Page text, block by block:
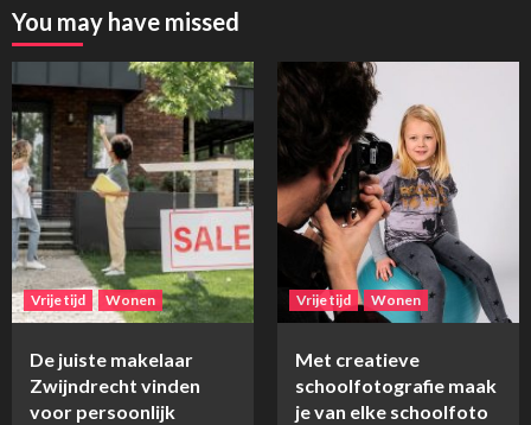
You may have missed
Vrije tijd Wonen
De juiste makelaar
Zwijndrecht vinden
voor persoonlijk
Vrije tijd Wonen
Met creatieve
schoolfotografie maak
je van elke schoolfoto